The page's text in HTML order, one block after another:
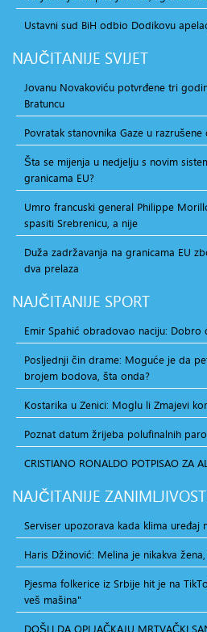
Ustavni sud BiH odbio Dodikovu
NAJČITANIJE SVIJET
Jovanu Novakoviću potvrđene tri
Bratuncu
Povratak stanovnika Gaze u
Šta se mijenja u nedjelju s novim
granicama EU?
Umro francuski general Philippe
spasiti Srebrenicu, a nije
Duža zadržavanja na granicama EU
dva prelaza
NAJČITANIJE SPORT
Emir Spahić obradovao naciju: Dobro
Posljednji čin drame: Moguće je da
brojem bodova, šta onda?
Kostarika u Zenici: Moglu li Zmajevi
Poznat datum žrijeba polufinalnih
CRISTIANO RONALDO POTPISAO ZA
NAJČITANIJE
Serviser upozorava kada klima uređaj
Haris Džinović: Melina je nikakva
Pjesma folkerice iz Srbije hit je na
veš mašina"
DOŠLI DA OPLJAČKAJU MRTVAČKI